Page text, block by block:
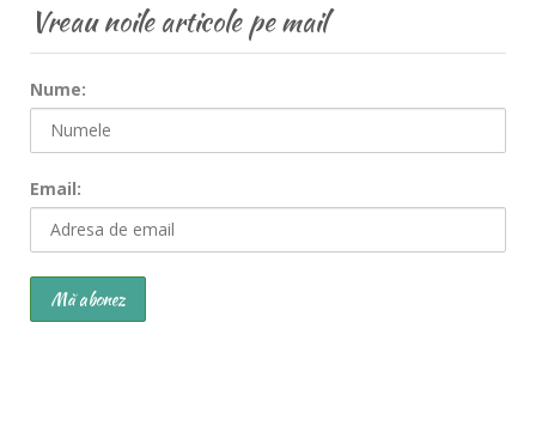
Vreau noile articole pe mail
Nume:
Email: